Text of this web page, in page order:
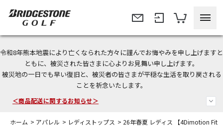
令和8年熊本地震により亡くなられた方々に謹んでお悔やみを申し上げますと
ともに、被災された皆さまに心よりお見舞い申し上げます。
被災地の一日でも早い復旧と、被災者の皆さまが平穏な生活を取り戻される
ことを祈念いたします。
今なら新規会員登録で1,000円OFFクーポンプレゼント！
＜商品配送に関するお知らせ＞
＜夏季休暇中のご注文・発送・お問い合わせ＞
ホーム > アパレル > レディストップス > 26年春夏 レディス 【4Dimotion Fit